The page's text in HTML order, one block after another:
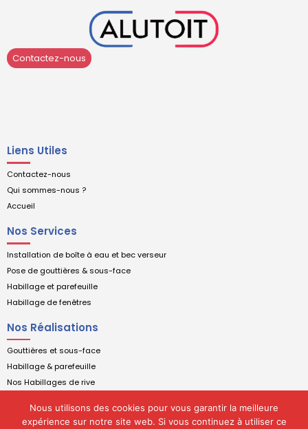
Contactez-nous
Liens Utiles
Contactez-nous
Qui sommes-nous ?
Accueil
Nos Services
Installation de boîte à eau et bec verseur
Pose de gouttières & sous-face
Habillage et parefeuille
Habillage de fenêtres
Nos Réalisations
Gouttières et sous-face
Habillage & parefeuille
Nos Habillages de rive
Nous utilisons des cookies pour vous garantir la meilleure
expérience sur notre site web. Si vous continuez à utiliser ce